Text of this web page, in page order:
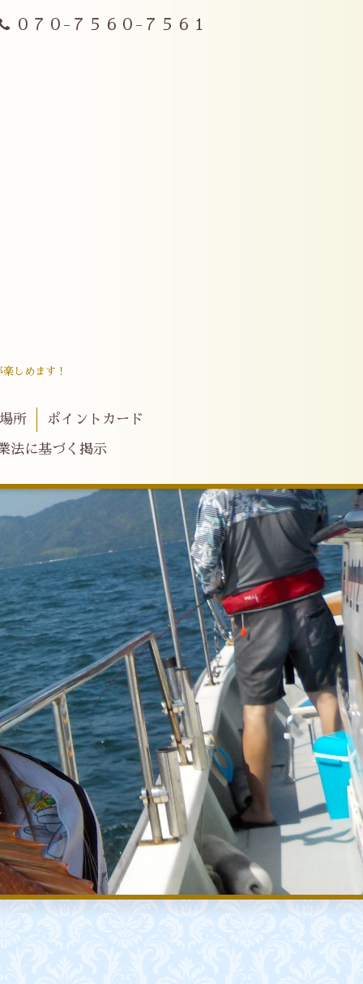
０７０-７５６０-７５６１
しめます！
所 ポイントカード
法に基づく掲示